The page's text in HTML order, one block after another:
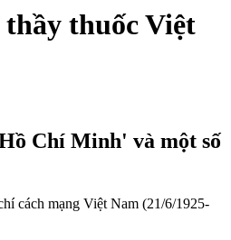
thuốc Việt
Chí Minh' và một số
cách mạng Việt Nam (21/6/1925-